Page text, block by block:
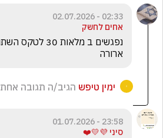
02:33 - 02.07.2026
אחים לחשק
ארורה
ימין טיפש הגיב/ה תגובה אחת
23:58 - 01.07.2026
סיני 💜💛❤️